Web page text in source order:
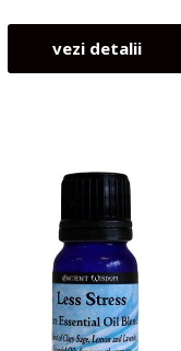
vezi detalii